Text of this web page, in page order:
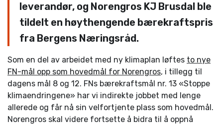
leverandør, og Norengros KJ Brusdal ble
tildelt en høythengende bærekraftspris
fra Bergens Næringsråd.
Som en del av arbeidet med ny klimaplan løftes to nye
FN-mål opp som hovedmål for Norengros, i tillegg til
dagens mål 8 og 12. FNs bærekraftsmål nr. 13 «Stoppe
klimaendringene» har vi indirekte jobbet med lenge
allerede og får nå sin velfortjente plass som hovedmål.
Norengros skal videre fortsette å bidra til å oppnå